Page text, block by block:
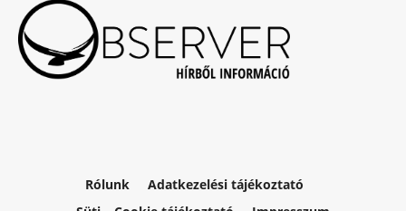
Rólunk
Adatkezelési tájékoztató